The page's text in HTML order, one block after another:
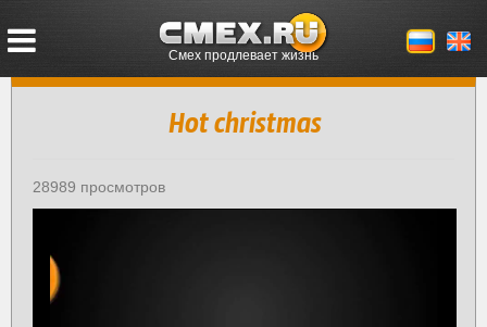
Смех продлевает жизнь
Hot christmas
28989 просмотров